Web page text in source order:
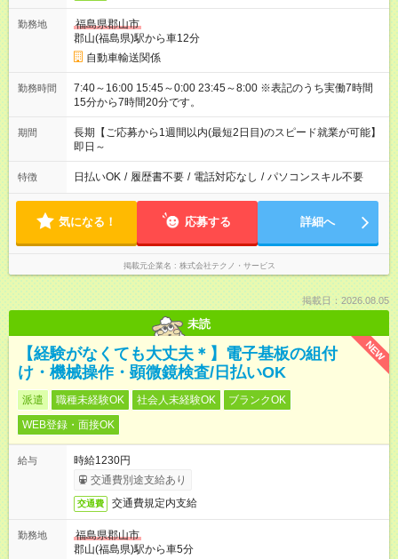
勤務地
福島県郡山市
郡山(福島県)駅から車12分
自動車輸送関係
勤務時間
7:40～16:00 15:45～0:00 23:45～8:00 ※表記のうち実働7時間
15分から7時間20分です。
期間
長期【ご応募から1週間以内(最短2日目)のスピード就業が可能】
即日～
特徴 日払いOK / 履歴書不要 / 電話対応なし / パソコンスキル不要
気になる！ 応募する 詳細へ
掲載元企業名 株式会社テクノ・サービス
掲載日：2026.08.05
未読
NEW
【経験がなくても大丈夫＊】電子基板の組付
け・機械操作・顕微鏡検査/日払いOK
派遣 職種未経験OK 社会人未経験OK
ブランクOK
WEB登録・面接OK
給与
時給1230円
交通費別途支給あり
交通費 交通費規定内支給
勤務地
福島県郡山市
郡山(福島県)駅から車5分